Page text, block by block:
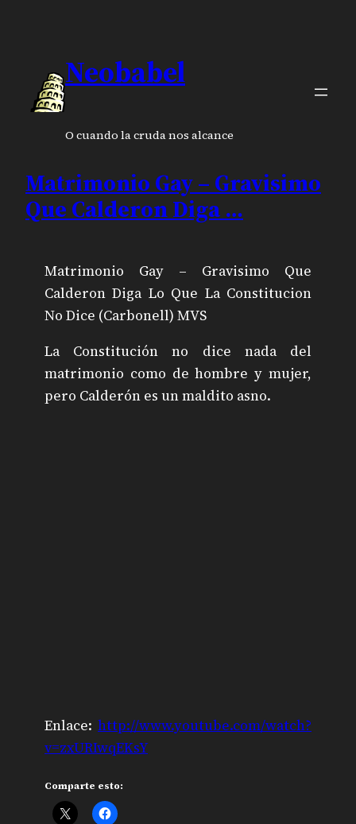
Neobabel
O cuando la cruda nos alcance
Matrimonio Gay – Gravisimo
Que Calderon Diga …
Matrimonio Gay – Gravisimo Que
Calderon Diga Lo Que La Constitucion
No Dice (Carbonell) MVS
La Constitución no dice nada del
matrimonio como de hombre y mujer,
pero Calderón es un maldito asno.
Enlace: http://www.youtube.com/watch?
v=zxURIwqEKsY
Comparte esto: